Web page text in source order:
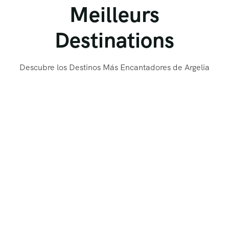
Meilleurs
Destinations
Descubre los Destinos Más Encantadores de Argelia